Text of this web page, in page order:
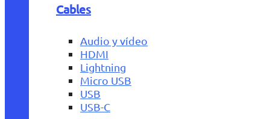
Cables
Audio y vídeo
HDMI
Lightning
Micro USB
USB
USB-C